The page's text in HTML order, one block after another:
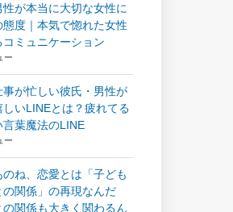
性が本当に大切な女性に
態度｜本気で惚れた女性
コミュニケーション
ー
事が忙しい彼氏・男性が
しいLINEとは？疲れてる
言葉魔法のLINE
ー
のね、恋愛とは「子ども
の関係」の再現なんだ
の関係も大きく関わるん